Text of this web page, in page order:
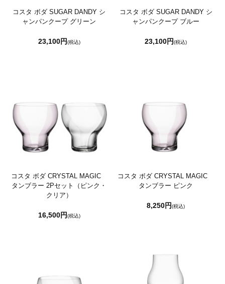
コスタ ボダ SUGAR DANDY シ
ャンパンクープ グリーン
23,100円(税込)
コスタ ボダ SUGAR DANDY シ
ャンパンクープ ブルー
23,100円(税込)
コスタ ボダ CRYSTAL MAGIC
タンブラー 2Pセット（ピンク・
クリア）
16,500円(税込)
コスタ ボダ CRYSTAL MAGIC
タンブラー ピンク
8,250円(税込)